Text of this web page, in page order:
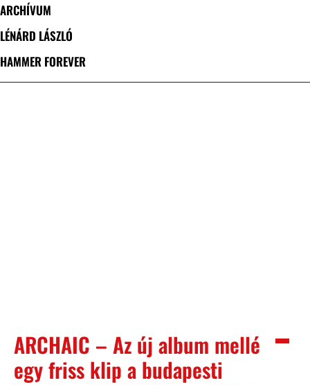
ARCHÍVUM
LÉNÁRD LÁSZLÓ
HAMMER FOREVER
ARCHAIC – Az új album mellé
egy friss klip a budapesti